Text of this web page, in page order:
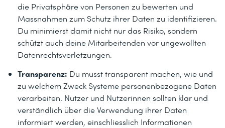
die Privatsphäre von Personen zu bewerten und
Massnahmen zum Schutz ihrer Daten zu identifizieren.
Du minimierst damit nicht nur das Risiko, sondern
schützt auch deine Mitarbeitenden vor ungewollten
Datenrechtsverletzungen.
Transparenz: Du musst transparent machen, wie und
zu welchem Zweck Systeme personenbezogene Daten
verarbeiten. Nutzer und Nutzerinnen sollten klar und
verständlich über die Verwendung ihrer Daten
informiert werden, einschliesslich Informationen